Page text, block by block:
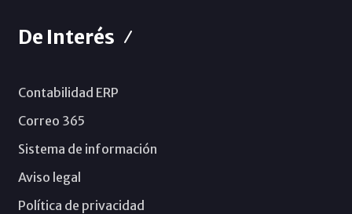
De Interés
Contabilidad ERP
Correo 365
Sistema de información
Aviso legal
Política de privacidad